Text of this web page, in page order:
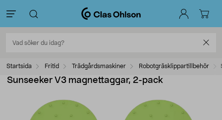
Startsida Fritid Trädgårdsmaskiner Robotgräsklippartillbehör
Sunseeker V3 magnettaggar, 2-pack